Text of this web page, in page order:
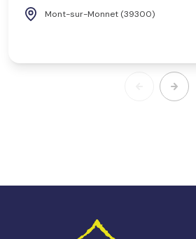
Mont-sur-Monnet (39300)